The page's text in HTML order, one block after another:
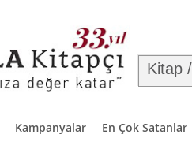
Kampanyalar En Çok Satanlar